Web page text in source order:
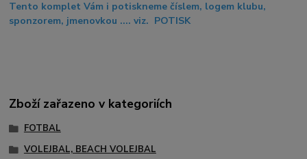
Tento komplet Vám i potiskneme číslem, logem klubu,
sponzorem, jmenovkou .... viz. POTISK
Zboží zařazeno v kategoriích
FOTBAL
VOLEJBAL, BEACH VOLEJBAL